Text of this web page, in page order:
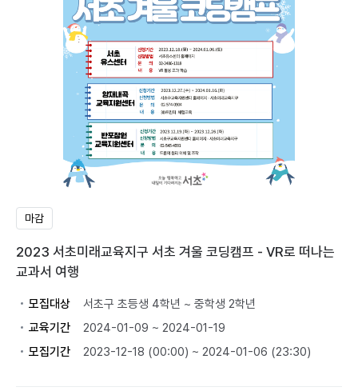
마감
2023 서초미래교육지구 서초 겨울 코딩캠프 - VR로 떠나는
교과서 여행
모집대상
서초구 초등생 4학년 ~ 중학생 2학년
교육기간
2024-01-09 ~ 2024-01-19
모집기간
2023-12-18 (00:00) ~ 2024-01-06 (23:30)